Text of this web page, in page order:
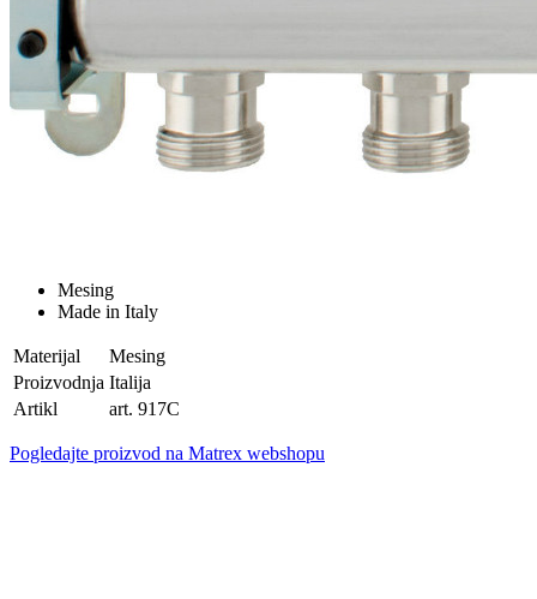
Mesing
Made in Italy
Materijal
Mesing
Proizvodnja Italija
Artikl
art. 917C
Pogledajte proizvod na Matrex webshopu